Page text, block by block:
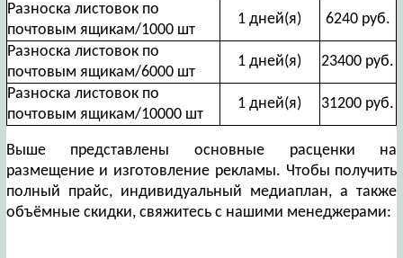
Разноска листовок по
почтовым ящикам/1000 шт
1 дней(я)
6240 руб.
Разноска листовок по
почтовым ящикам/6000 шт
1 дней(я)
23400 руб.
Разноска листовок по
почтовым ящикам/10000 шт
1 дней(я) 31200 руб.
Выше представлены основные расценки на
размещение и изготовление рекламы. Чтобы получить
полный прайс, индивидуальный медиаплан, а также
объёмные скидки, свяжитесь с нашими менеджерами: